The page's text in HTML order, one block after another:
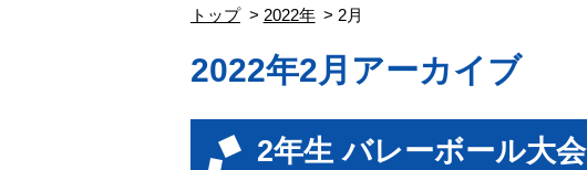
トップ 2022年 2月
2022年2月アーカイブ
2年生 バレーボール大会